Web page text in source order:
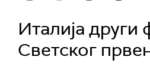
Италија други
Светског